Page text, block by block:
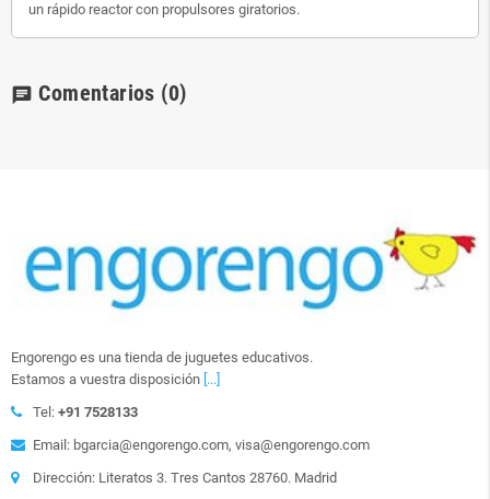
un rápido reactor con propulsores giratorios.
chat Comentarios (0)
Engorengo es una tienda de juguetes educativos.
Estamos a vuestra disposición [...]
Tel: +91 7528133
Email: bgarcia@engorengo.com, visa@engorengo.com
Dirección: Literatos 3. Tres Cantos 28760. Madrid